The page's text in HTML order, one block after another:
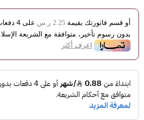
أو قسم فاتورتك بقيمة 2.25 ر.س على 4
بدون رسوم تأخير، متوافقة مع الشريعة
اعرف أكثر